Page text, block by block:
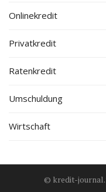
Onlinekredit
Privatkredit
Ratenkredit
Umschuldung
Wirtschaft
© kredit-